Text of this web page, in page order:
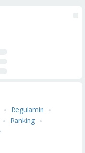
Regulamin
Ranking